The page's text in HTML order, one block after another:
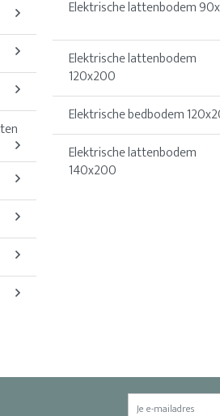
Elektrische lattenbodem
Elektrische lattenbodem
120x200
Elektrische bedbodem
Elektrische lattenbodem
140x200